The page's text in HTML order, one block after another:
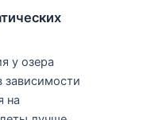
у озера
зависимости
на